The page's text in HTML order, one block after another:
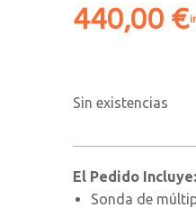
440,00 €
Sin existencias
El Pedido Incluye:
Sonda de